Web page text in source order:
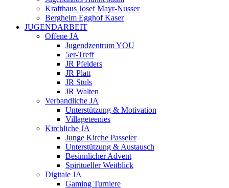
Krafthaus Josef Mayr-Nusser
Bergheim Egghof Kaser
JUGENDARBEIT
Offene JA
Jugendzentrum YOU
5er-Treff
JR Pfelders
JR Platt
JR Stuls
JR Walten
Verbandliche JA
Unterstützung & Motivation
Villageteenies
Kirchliche JA
Junge Kirche Passeier
Unterstützung & Austausch
Besinnlicher Advent
Spiritueller Weitblick
Digitale JA
Gaming Turniere